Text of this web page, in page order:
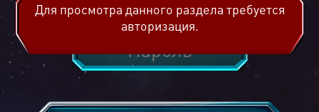
Для просмотра данного раздела требуется
авторизация.